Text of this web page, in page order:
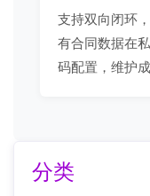
支持双向闭环
有合同数据在
码配置，维护
分类